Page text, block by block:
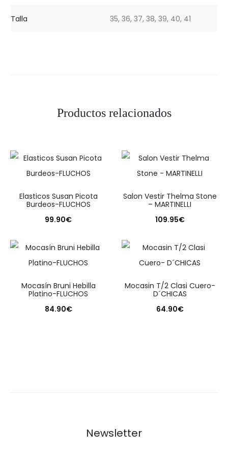
Talla 35, 36, 37, 38, 39, 40, 41
Productos relacionados
Elasticos Susan Picota
Burdeos-FLUCHOS
99.90€
Salon Vestir Thelma Stone
– MARTINELLI
109.95€
Mocasín Bruni Hebilla
Platino-FLUCHOS
84.90€
Mocasin T/2 Clasi Cuero-
D´CHICAS
64.90€
Newsletter